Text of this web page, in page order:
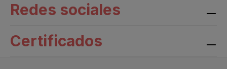
Redes sociales
Certificados